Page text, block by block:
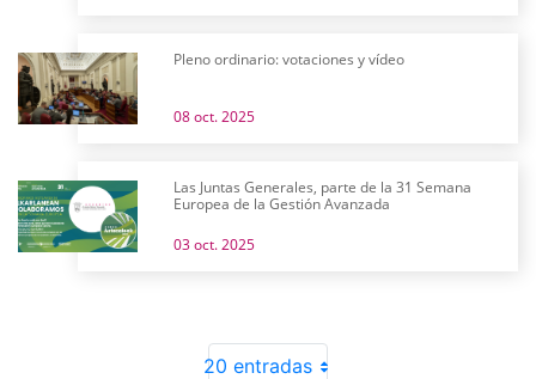
Pleno ordinario: votaciones y vídeo
08 oct. 2025
Las Juntas Generales, parte de la 31 Semana
Europea de la Gestión Avanzada
03 oct. 2025
20 entradas